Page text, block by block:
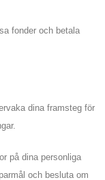
fonder och betala
dina framsteg för
på dina personliga
och besluta om